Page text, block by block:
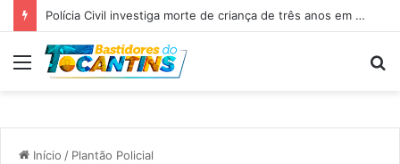
Polícia Civil investiga morte de criança de três anos em Palmas; pai é suspeito de agressão
Menu
Início / Plantão Policial